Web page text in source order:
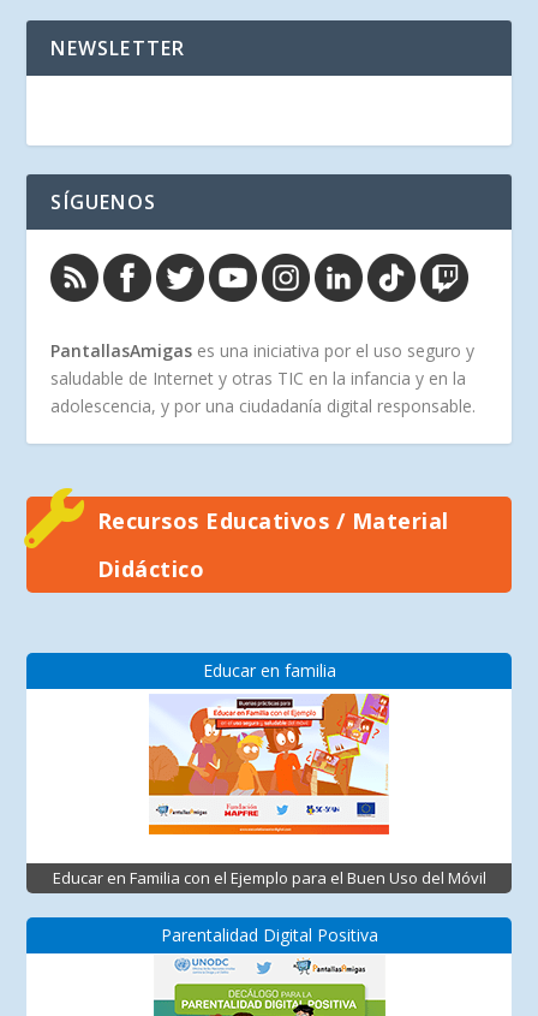
NEWSLETTER
SÍGUENOS
PantallasAmigas es una iniciativa por el uso seguro y
saludable de Internet y otras TIC en la infancia y en la
adolescencia, y por una ciudadanía digital responsable.
Recursos Educativos / Material
Didáctico
Educar en familia
Educar en Familia con el Ejemplo para el Buen Uso del Móvil
Parentalidad Digital Positiva